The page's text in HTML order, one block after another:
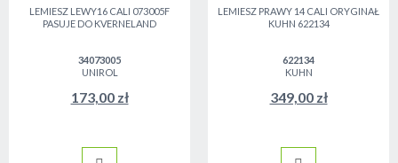
LEMIESZ LEWY16 CALI 073005F
PASUJE DO KVERNELAND
34073005
UNIROL
173,00 zł
LEMIESZ PRAWY 14 CALI ORYGINAŁ
KUHN 622134
622134
KUHN
349,00 zł